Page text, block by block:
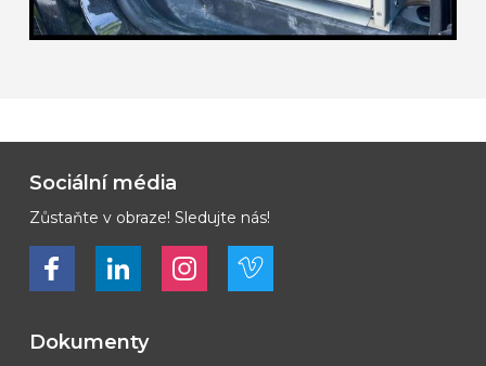
Sociální média
Zůstaňte v obraze! Sledujte nás!
Bekijk ons op FacebookBekijk ons op LinkedInBekijk ons op LinkedInBekijk ons op Vimeo
Dokumenty